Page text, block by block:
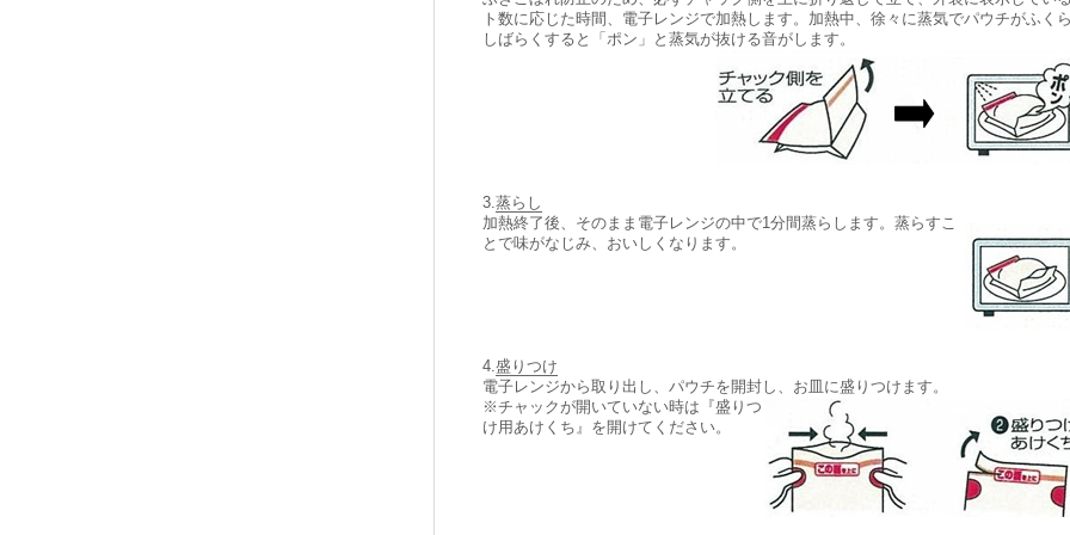
ト数に応じた時間、電子レンジで加熱します。加熱中、徐々に蒸気でパウチがふく
しばらくすると「ポン」と蒸気が抜ける音がします。
3.蒸らし
加熱終了後、そのまま電子レンジの中で1分間蒸らします。蒸らすこ
とで味がなじみ、おいしくなります。
4.盛りつけ
電子レンジから取り出し、パウチを開封し、お皿に盛りつけます。
※チャックが開いていない時は『盛りつ
け用あけくち』を開けてください。